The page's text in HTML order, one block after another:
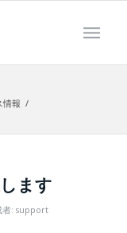
情報 /
ます
者: support